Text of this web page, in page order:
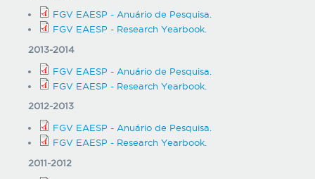
FGV EAESP - Anuário de Pesquisa.
FGV EAESP - Research Yearbook.
2013-2014
FGV EAESP - Anuário de Pesquisa.
FGV EAESP - Research Yearbook.
2012-2013
FGV EAESP - Anuário de Pesquisa.
FGV EAESP - Research Yearbook.
2011-2012